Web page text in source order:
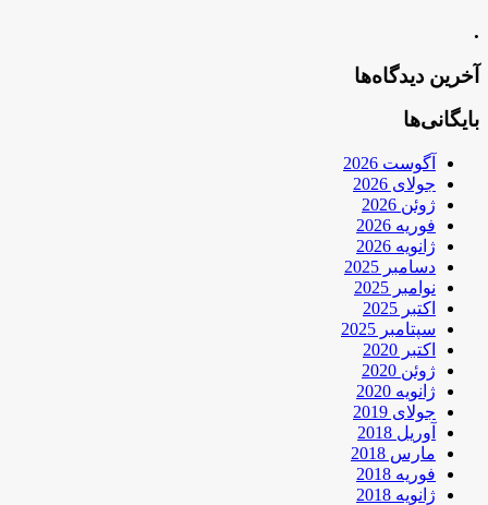
.
آخرین دیدگاه‌ها
بایگانی‌ها
آگوست 2026
جولای 2026
ژوئن 2026
فوریه 2026
ژانویه 2026
دسامبر 2025
نوامبر 2025
اکتبر 2025
سپتامبر 2025
اکتبر 2020
ژوئن 2020
ژانویه 2020
جولای 2019
آوریل 2018
مارس 2018
فوریه 2018
ژانویه 2018